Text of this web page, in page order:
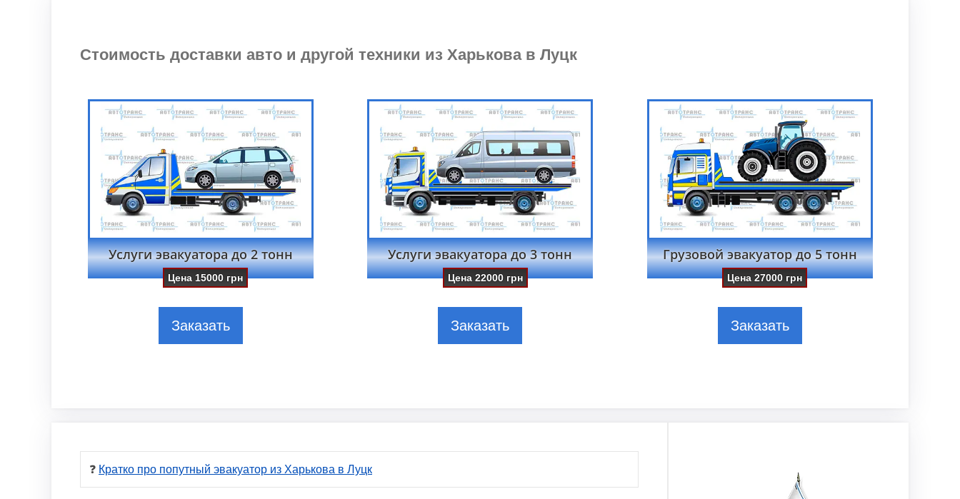
Стоимость доставки авто и другой техники из Харькова в Луцк
Услуги эвакуатора до 2 тонн
Цена 15000 грн
Заказать
Услуги эвакуатора до 3 тонн
Цена 22000грн
Заказать
Грузовой эвакуатор до 5 тонн
Цена27000 грн
Заказать
❓ Кратко про попутный эвакуатор из Харькова в Луцк